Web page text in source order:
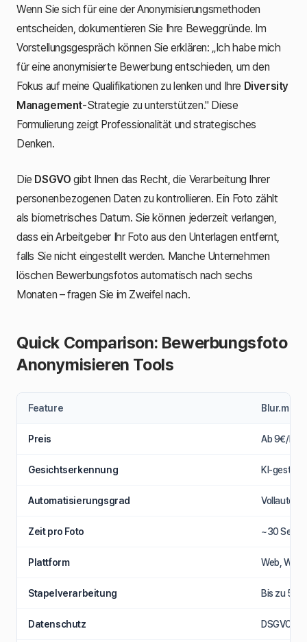
Wenn Sie sich für eine der Anonymisierungsmethoden
entscheiden, dokumentieren Sie Ihre Beweggründe. Im
Vorstellungsgespräch können Sie erklären: „Ich habe mich
für eine anonymisierte Bewerbung entschieden, um den
Fokus auf meine Qualifikationen zu lenken und Ihre Diversity
Management-Strategie zu unterstützen." Diese
Formulierung zeigt Professionalität und strategisches
Denken.
Die DSGVO gibt Ihnen das Recht, die Verarbeitung Ihrer
personenbezogenen Daten zu kontrollieren. Ein Foto zählt
als biometrisches Datum. Sie können jederzeit verlangen,
dass ein Arbeitgeber Ihr Foto aus den Unterlagen entfernt,
falls Sie nicht eingestellt werden. Manche Unternehmen
löschen Bewerbungsfotos automatisch nach sechs
Monaten – fragen Sie im Zweifel nach.
Quick Comparison: Bewerbungsfoto
Anonymisieren Tools
Feature Blur.me
Preis Ab 9€/
Gesichtserkennung KI-
Automatisierungsgrad
Zeit pro Foto ~30
Plattform Web,
Stapelverarbeitung Bis zu 50
Datenschutz DSGVO-